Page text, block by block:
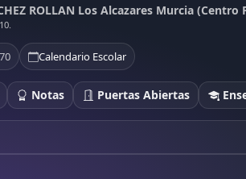
ROLLAN Los Alcazares Murcia (Centro
Calendario Escolar
Notas Puertas Abiertas